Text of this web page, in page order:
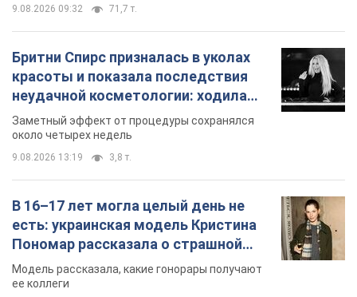
9.08.2026 09:32 71,7 т.
Бритни Спирс призналась в уколах
красоты и показала последствия
неудачной косметологии: ходила
так почти месяц
Заметный эффект от процедуры сохранялся
около четырех недель
9.08.2026 13:19 3,8 т.
В 16–17 лет могла целый день не
есть: украинская модель Кристина
Пономар рассказала о страшной
стороне модельной карьеры
Модель рассказала, какие гонорары получают
ее коллеги